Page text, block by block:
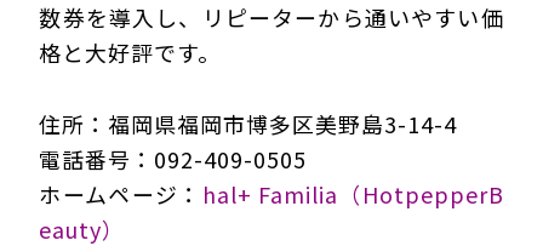
数券を導入し、リピーターから通いやすい価
格と大好評です。
住所：福岡県福岡市博多区美野島3-14-4
電話番号：092-409-0505
ホームページ： hal+ Familia（HotpepperB
eauty）